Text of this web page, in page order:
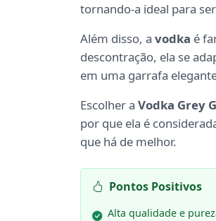
tornando-a ideal para
Além disso, a vodka é
descontração, ela se
em uma garrafa
Escolher a Vodka Grey
por que ela é
que há de melhor.
Pontos Positivos
Alta qualidade e